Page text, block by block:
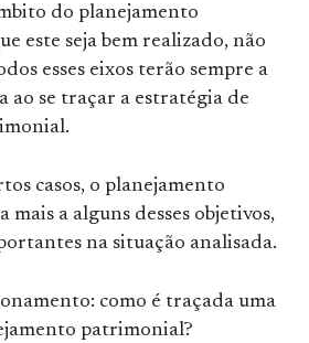
do planejamento
este seja bem realizado, não
esses eixos terão sempre a
ao se traçar a estratégia de
casos, o planejamento
a alguns desses objetivos,
na situação analisada.
como é traçada uma
patrimonial?